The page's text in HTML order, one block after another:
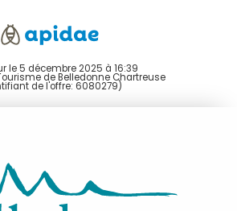
le 5 décembre 2025 à 16:39
de Belledonne Chartreuse
de l'offre: 6080279)